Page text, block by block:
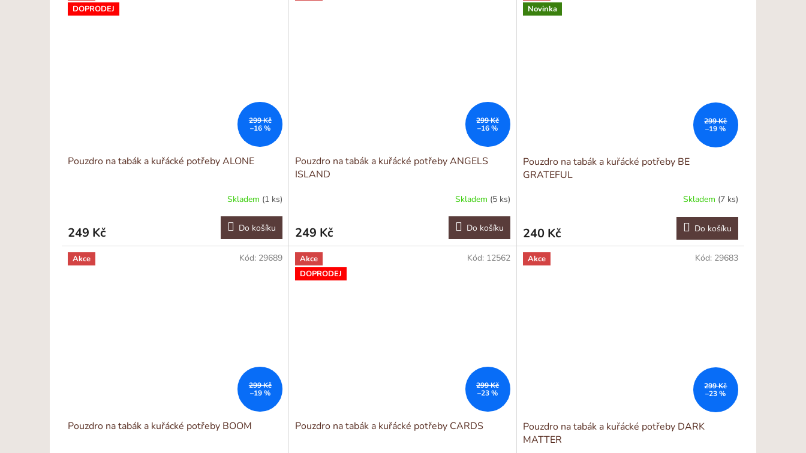
DOPRODEJ
299 Kč
–16 %
Pouzdro na tabák a kuřácké potřeby ALONE
Skladem (1 ks)
249 Kč Do košíku
299 Kč
–16 %
Pouzdro na tabák a kuřácké potřeby ANGELS
ISLAND
Skladem (5 ks)
249 Kč Do košíku
Novinka
299 Kč
–19 %
Pouzdro na tabák a kuřácké potřeby BE
GRATEFUL
Skladem (7 ks)
240 Kč Do košíku
Akce
299 Kč
–19 %
Pouzdro na tabák a kuřácké potřeby BOOM
Kód: 29689
Akce
DOPRODEJ
299 Kč
–23 %
Pouzdro na tabák a kuřácké potřeby CARDS
Kód: 12562 Akce
299 Kč
–23 %
Pouzdro na tabák a kuřácké potřeby DARK
MATTER
Kód: 29683